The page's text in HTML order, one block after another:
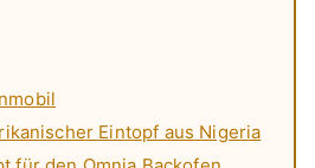
Eintopf aus Nigeria